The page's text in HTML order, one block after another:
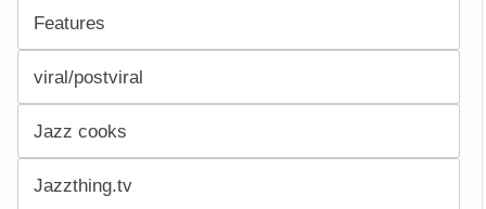
Features
viral/postviral
Jazz cooks
Jazzthing.tv